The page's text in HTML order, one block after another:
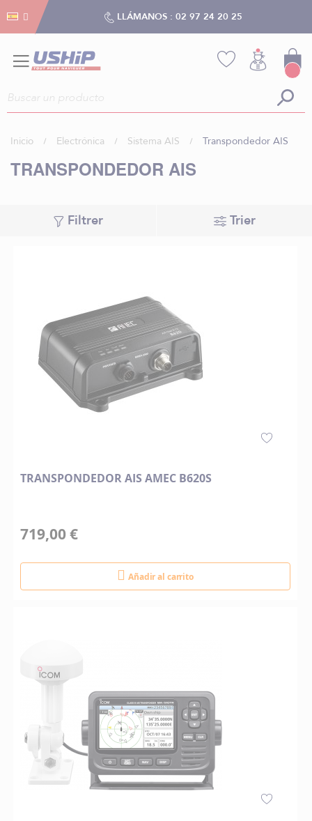
LLÁMANOS : 02 97 24 20 25
Inicio Electrónica Sistema AIS Transpondedor AIS
TRANSPONDEDOR AIS
Filtrer Trier
TRANSPONDEDOR AIS AMEC B620S
719,00 €
Añadir al carrito
Gestión de cookies
Gestión de cookies